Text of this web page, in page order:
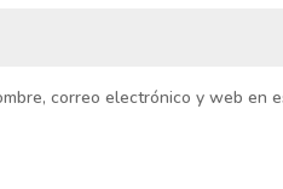
correo electrónico y web en